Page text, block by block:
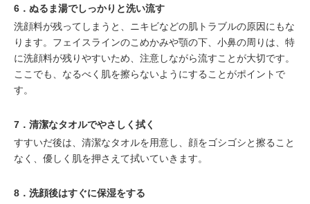
6．ぬるま湯でしっかりと洗い流す
洗顔料が残ってしまうと、ニキビなどの肌トラブルの原因にもな
ります。フェイスラインのこめかみや顎の下、小鼻の周りは、特
に洗顔料が残りやすいため、注意しながら流すことが大切です。
ここでも、なるべく肌を擦らないようにすることがポイントで
す。
7．清潔なタオルでやさしく拭く
すすいだ後は、清潔なタオルを用意し、顔をゴシゴシと擦ること
なく、優しく肌を押さえて拭いていきます。
8．洗顔後はすぐに保湿をする